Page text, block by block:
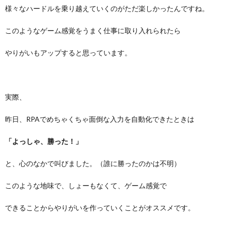
様々なハードルを乗り越えていくのがただ楽しかったんですね。
このようなゲーム感覚をうまく仕事に取り入れられたら
やりがいもアップすると思っています。
実際、
昨日、RPAでめちゃくちゃ面倒な入力を自動化できたときは
「よっしゃ、勝った！」
と、心のなかで叫びました。（誰に勝ったのかは不明）
このような地味で、しょーもなくて、ゲーム感覚で
できることからやりがいを作っていくことがオススメです。